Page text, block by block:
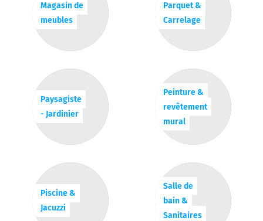
Magasin de
meubles
Parquet &
Carrelage
Paysagiste
- Jardinier
Peinture &
revêtement
mural
Piscine &
Jacuzzi
Salle de
bain &
Sanitaires